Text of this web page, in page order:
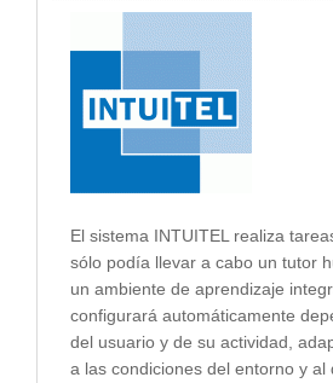
El sistema INTUITEL realiza
sólo podía llevar a cabo un tutor
un ambiente de aprendizaje
configurará automáticamente
del usuario y de su actividad,
a las condiciones del entorno y al